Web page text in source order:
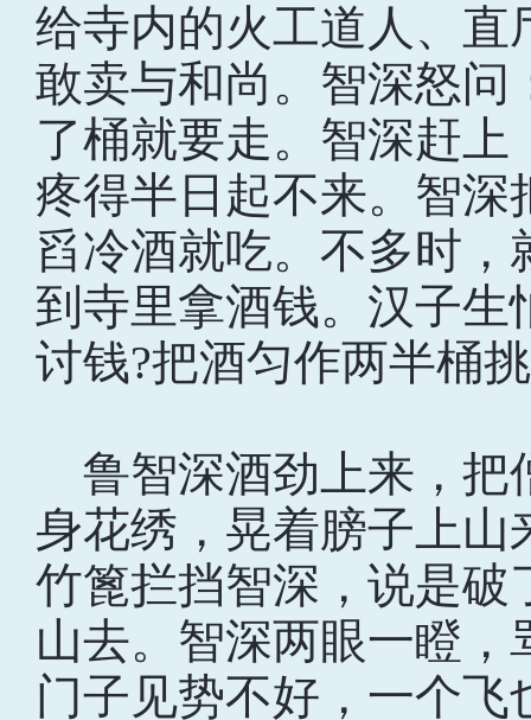
给寺内的火工道人、直
敢卖与和尚。智深怒问
了桶就要走。智深赶
疼得半日起不来。智
舀冷酒就吃。不多时
到寺里拿酒钱。汉子
讨钱?把酒匀作两半桶
鲁智深酒劲上来，把
身花绣，晃着膀子上
竹篦拦挡智深，说是破
山去。智深两眼一瞪，
门子见势不好，一个